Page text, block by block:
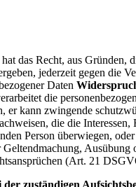
das Recht, aus Gründen,
jederzeit gegen die
Daten
die
er kann zwingende
die die Interessen,
Person überwiegen,
Ausübung
(Art. 21